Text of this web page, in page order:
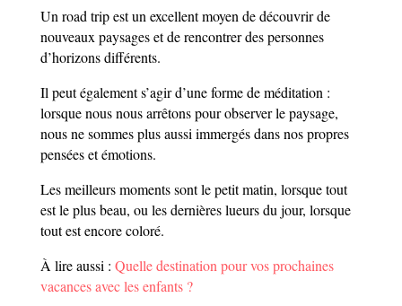
Un road trip est un excellent moyen de découvrir de
nouveaux paysages et de rencontrer des personnes
d’horizons différents.
Il peut également s’agir d’une forme de méditation :
lorsque nous nous arrêtons pour observer le paysage,
nous ne sommes plus aussi immergés dans nos propres
pensées et émotions.
Les meilleurs moments sont le petit matin, lorsque tout
est le plus beau, ou les dernières lueurs du jour, lorsque
tout est encore coloré.
À lire aussi : Quelle destination pour vos prochaines
vacances avec les enfants ?